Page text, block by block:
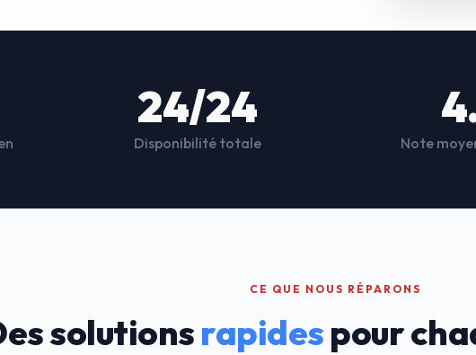
24/24
Disponibilité totale Note
CE QUE NOUS RÉPARONS
solutionsrapidespour